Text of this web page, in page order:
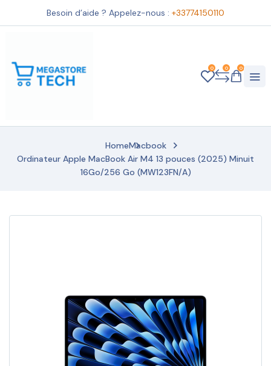
Besoin d’aide ? Appelez-nous : +33774150110
0 0 0
HomeMacbook
Ordinateur Apple MacBook Air M4 13 pouces (2025) Minuit
16Go/256 Go (MW123FN/A)